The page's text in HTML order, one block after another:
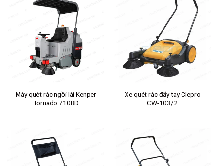
Máy quét rác ngồi lái Kenper
Tornado 710BD
Xe quét rác đẩy tay Clepro
CW-103/2